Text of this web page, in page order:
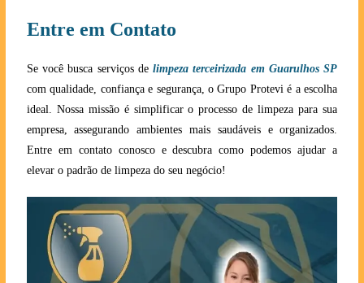
Entre em Contato
Se você busca serviços delimpeza terceirizada em Guarulhos SP
com qualidade, confiança e segurança, o Grupo Protevi é a escolha
ideal. Nossa missão é simplificar o processo de limpeza para sua
empresa, assegurando ambientes mais saudáveis e organizados.
Entre em contato conosco e descubra como podemos ajudar a
elevar o padrão de limpeza do seu negócio!